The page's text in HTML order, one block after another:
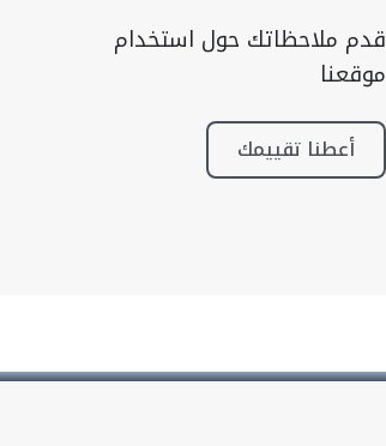
قدم ملاحظاتك حول استخدام
موقعنا
أعطنا تقييمك